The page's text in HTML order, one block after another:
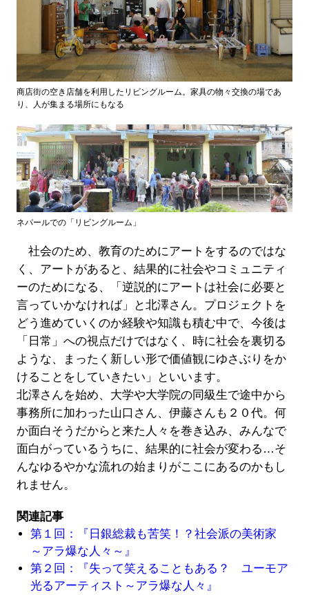
商店街の空き店舗を利用したリビングルーム。家具の物々交換の場であ
り、人が集まる場所にもなる
ネパールでの「リビングルーム」
社会のため、教育のためにアートをするのではな
く、アートがあると、結果的に社会やコミュニティ
ーのためになる、「逆説的にアートは社会に必要と
言っていかなければ」と北澤さん。プロジェクトを
どう進めていくのか経験や知識も積む中で、今後は
「日常」への視点だけではなく、時に社会を裏切る
ような、まったく新しい形で価値観にゆさぶりをか
けることをしていきたい」といいます。
北澤さんを始め、大学や大学院の同級生で途中から
事務所に加わった山口さん、伊藤さんも２０代。何
か面白そうだからと来た人々を巻き込み、みんなで
面白がっているうちに、結果的に社会が変わる…そ
んなゆるやかな流れの始まりがここにあるのかもし
れません。
関連記事
第１回：『日銀総裁も苦笑！？社会派の美術家
～アラ爆な人々～』
第２回：『失って笑えることもある？ ユーモア
光るアーティスト～アラ爆な人々』